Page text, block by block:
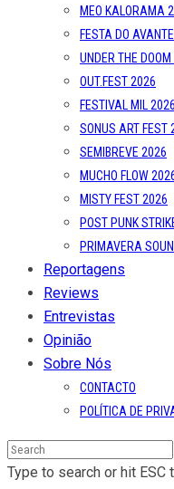
MEO KALORAMA
FESTA DO
UNDER THE
OUT.FEST 2026
FESTIVAL MIL 2026
SONUS ART FEST
SEMIBREVE 2026
MUCHO FLOW
MISTY FEST 2026
POST PUNK
PRIMAVERA
Reportagens
Reviews
Entrevistas
Opinião
Sobre Nós
CONTACTO
POLÍTICA DE
Type to search or hit ESC